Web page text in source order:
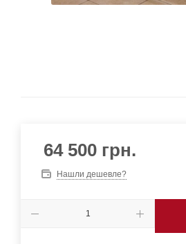
64 500 грн.
Нашли дешевле?